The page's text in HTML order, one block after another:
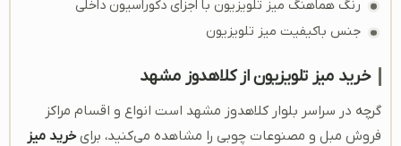
رنگ هماهنگ میز تلویزیون با اجزای دکوراسیون داخلی
جنس باکیفیت میز تلویزیون
خرید میز تلویزیون از کلاهدوز مشهد
گرچه در سراسر بلوار کلاهدوز مشهد است انواع و اقسام مراکز
فروش مبل و مصنوعات چوبی را مشاهده می‌کنید، برایخرید میز